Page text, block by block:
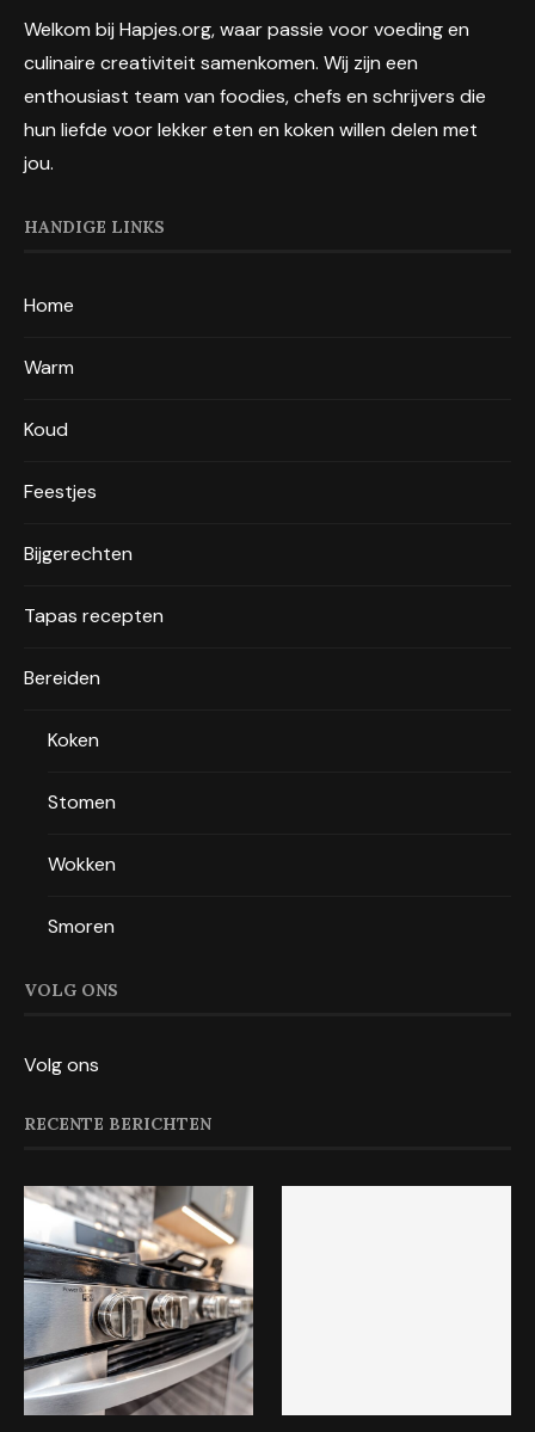
Welkom bij Hapjes.org, waar passie voor voeding en
culinaire creativiteit samenkomen. Wij zijn een
enthousiast team van foodies, chefs en schrijvers die
hun liefde voor lekker eten en koken willen delen met
jou.
HANDIGE LINKS
Home
Warm
Koud
Feestjes
Bijgerechten
Tapas recepten
Bereiden
Koken
Stomen
Wokken
Smoren
VOLG ONS
Volg ons
RECENTE BERICHTEN